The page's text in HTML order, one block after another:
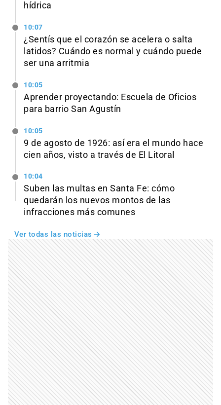
hídrica
10:07
¿Sentís que el corazón se acelera o salta
latidos? Cuándo es normal y cuándo puede
ser una arritmia
10:05
Aprender proyectando: Escuela de Oficios
para barrio San Agustín
10:05
9 de agosto de 1926: así era el mundo hace
cien años, visto a través de El Litoral
10:04
Suben las multas en Santa Fe: cómo
quedarán los nuevos montos de las
infracciones más comunes
Ver todas las noticias